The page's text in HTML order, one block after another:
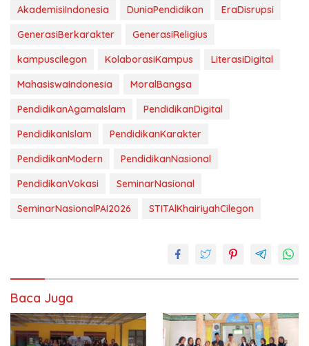
AkademisiIndonesia DuniaPendidikan
EraDisrupsi
GenerasiBerkarakter
GenerasiReligius
kampuscilegon
KolaborasiKampus
LiterasiDigital
MahasiswaIndonesia
MoralBangsa
PendidikanAgamaIslam
PendidikanDigital
PendidikanIslam
PendidikanKarakter
PendidikanModern
PendidikanNasional
PendidikanVokasi
SeminarNasional
SeminarNasionalPAI2026
STITAlKhairiyahCilegon
Baca Juga